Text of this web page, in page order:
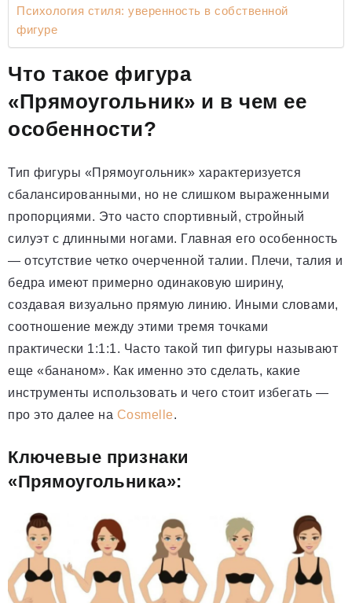
Психология стиля: уверенность в собственной
фигуре
Что такое фигура
«Прямоугольник» и в чем ее
особенности?
Тип фигуры «Прямоугольник» характеризуется
сбалансированными, но не слишком выраженными
пропорциями. Это часто спортивный, стройный
силуэт с длинными ногами. Главная его особенность
— отсутствие четко очерченной талии. Плечи, талия и
бедра имеют примерно одинаковую ширину,
создавая визуально прямую линию. Иными словами,
соотношение между этими тремя точками
практически 1:1:1. Часто такой тип фигуры называют
еще «бананом». Как именно это сделать, какие
инструменты использовать и чего стоит избегать —
про это далее на Cosmelle.
Ключевые признаки
«Прямоугольника»: